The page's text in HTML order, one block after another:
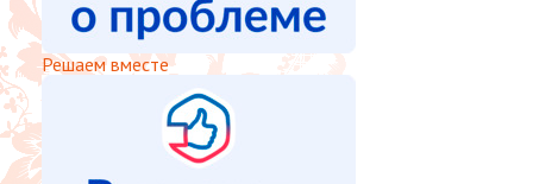
Решаем вместе